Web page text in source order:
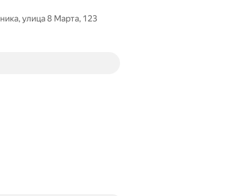
улица 8 Марта, 123